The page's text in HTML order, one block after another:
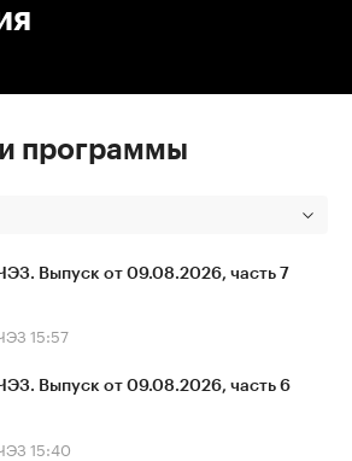
программы
Выпуск от 09.08.2026, часть 7
15:57
Выпуск от 09.08.2026, часть 6
15:40